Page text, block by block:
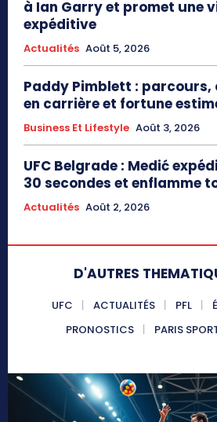
à Ian Garry et promet une
expéditive
Actualités Août 5, 2026
Paddy Pimblett :
en carrière et fortune
Business Et Lifestyle Août 3, 2026
UFC Belgrade : Medić
30 secondes et enflamme
Actualités Août 2, 2026
D'AUTRES
UFC ACTUALITÉS PFL
PRONOSTICS
PARIS